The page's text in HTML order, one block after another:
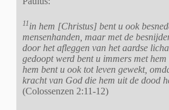
11in hem [Christus] bent u ook
mensenhanden, maar met de
door het afleggen van het aardse
gedoopt werd bent u immers met
hem bent u ook tot leven gewekt,
kracht van God die hem uit de dood
(Colossenzen 2:11-12)